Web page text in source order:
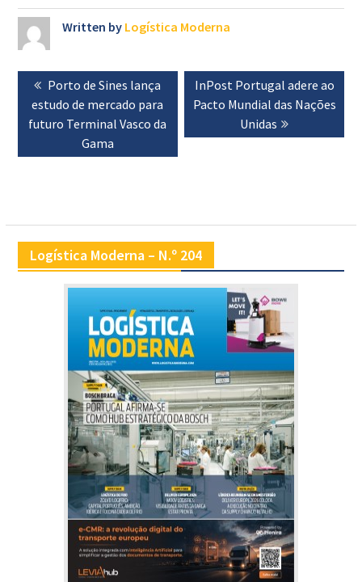
Written by Logística Moderna
Navegação
de
artigos
Previous
post:
Porto de Sines lança
estudo de mercado para
futuro Terminal Vasco da
Gama
Next
post:
InPost Portugal adere ao
Pacto Mundial das Nações
Unidas
Logística Moderna – N.º 204